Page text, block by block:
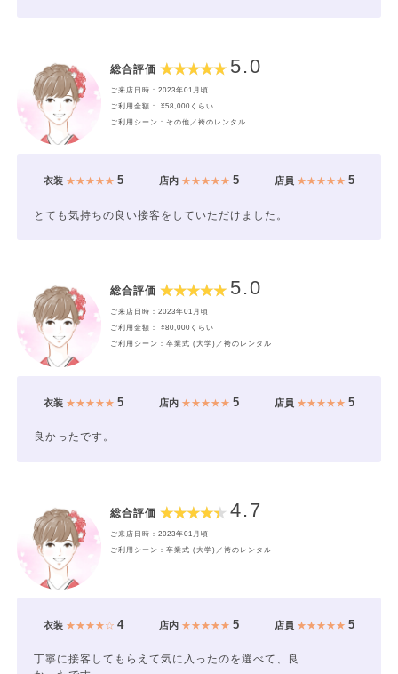
総合評価 5.0
ご来店日時：2023年01月頃
ご利用金額： ¥58,000くらい
ご利用シーン：その他／袴のレンタル
衣装★★★★★ 5 店内★★★★★ 5 店員 ★★★★★5
とても気持ちの良い接客をしていただけました。
総合評価 5.0
ご来店日時：2023年01月頃
ご利用金額： ¥80,000くらい
ご利用シーン：卒業式 (大学)／袴のレンタル
衣装★★★★★ 5 店内★★★★★ 5 店員 ★★★★★5
良かったです。
総合評価 4.7
ご来店日時：2023年01月頃
ご利用シーン：卒業式 (大学)／袴のレンタル
衣装★★★★☆ 4 店内★★★★★ 5 店員 ★★★★★5
丁寧に接客してもらえて気に入ったのを選べて、良